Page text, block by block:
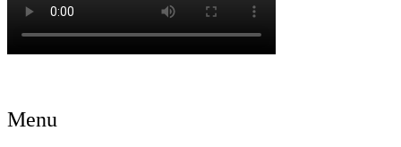
Menu